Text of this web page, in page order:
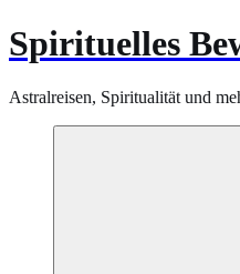
Spirituelles
Astralreisen, Spiritualität und